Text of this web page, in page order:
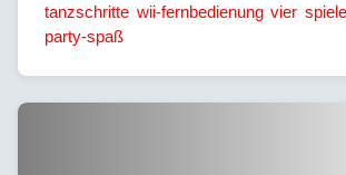
tanzschritte wii-fernbedienung vier
party-spaß